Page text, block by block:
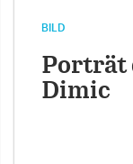
BILD
Porträt
Dimic